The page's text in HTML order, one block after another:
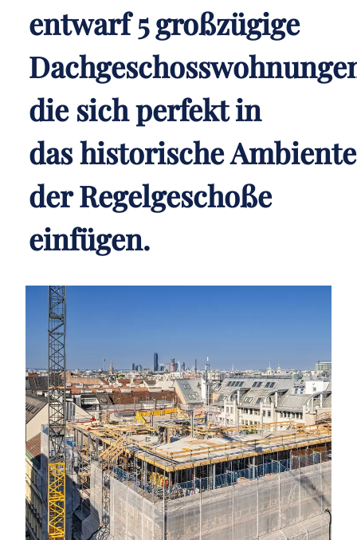
entwarf 5 großzügige
die sich perfekt in
das historische Ambiente
der Regelgeschoße
einfügen.